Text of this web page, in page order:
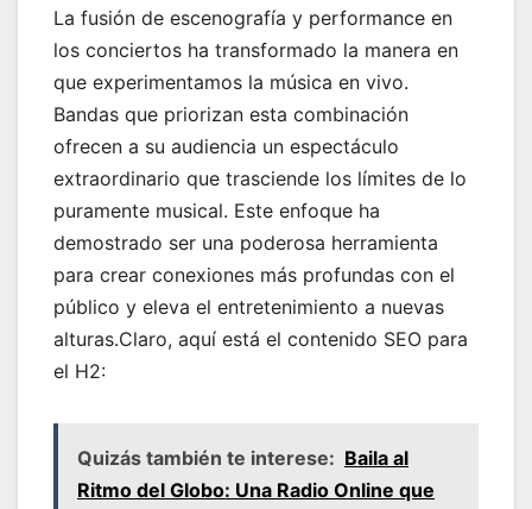
La fusión de escenografía y performance en
los conciertos ha transformado la manera en
que experimentamos la música en vivo.
Bandas que priorizan esta combinación
ofrecen a su audiencia un espectáculo
extraordinario que trasciende los límites de lo
puramente musical. Este enfoque ha
demostrado ser una poderosa herramienta
para crear conexiones más profundas con el
público y eleva el entretenimiento a nuevas
alturas.Claro, aquí está el contenido SEO para
el H2:
Quizás también te interese: Baila al
Ritmo del Globo: Una Radio Online que